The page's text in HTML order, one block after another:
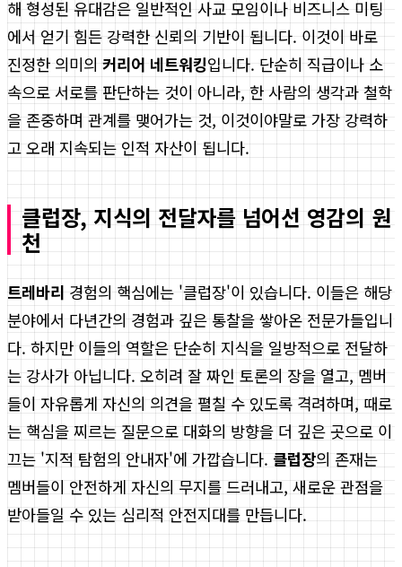
해 형성된 유대감은 일반적인 사교 모임이나 비즈니스 미팅
에서 얻기 힘든 강력한 신뢰의 기반이 됩니다. 이것이 바로
진정한 의미의 커리어 네트워킹입니다. 단순히 직급이나 소
속으로 서로를 판단하는 것이 아니라, 한 사람의 생각과 철학
을 존중하며 관계를 맺어가는 것, 이것이야말로 가장 강력하
고 오래 지속되는 인적 자산이 됩니다.
클럽장, 지식의 전달자를 넘어선 영감의 원
천
트레바리 경험의 핵심에는 '클럽장'이 있습니다. 이들은 해당
분야에서 다년간의 경험과 깊은 통찰을 쌓아온 전문가들입니
다. 하지만 이들의 역할은 단순히 지식을 일방적으로 전달하
는 강사가 아닙니다. 오히려 잘 짜인 토론의 장을 열고, 멤버
들이 자유롭게 자신의 의견을 펼칠 수 있도록 격려하며, 때로
는 핵심을 찌르는 질문으로 대화의 방향을 더 깊은 곳으로 이
끄는 '지적 탐험의 안내자'에 가깝습니다. 클럽장의 존재는
멤버들이 안전하게 자신의 무지를 드러내고, 새로운 관점을
받아들일 수 있는 심리적 안전지대를 만듭니다.